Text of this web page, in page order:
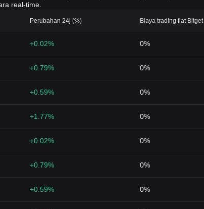
real-time.
Perubahan 24j (%) Biaya trading fiat Bitget
+0.02% 0%
+0.79% 0%
+0.59% 0%
+1.77% 0%
+0.02% 0%
+0.79% 0%
+0.59% 0%